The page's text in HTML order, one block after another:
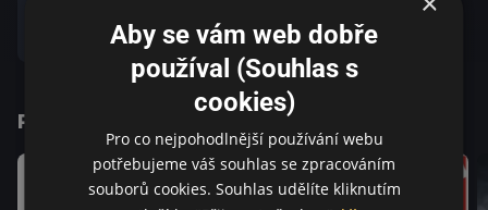
vichistické Francie. Vyprávění v podání Mathieua Amalrica
je plné jedinečných svědectví a archivních originálů.
Snímek využívající animovaných sekvencí získal
International Emmy Awards 2015 v kategorii
dokumentárních filmů.
Podobné tituly
Aby se vám web dobře
používal (Souhlas s
cookies)
Pro co nejpohodlnější používání webu
potřebujeme váš souhlas se zpracováním
souborů cookies. Souhlas udělíte kliknutím